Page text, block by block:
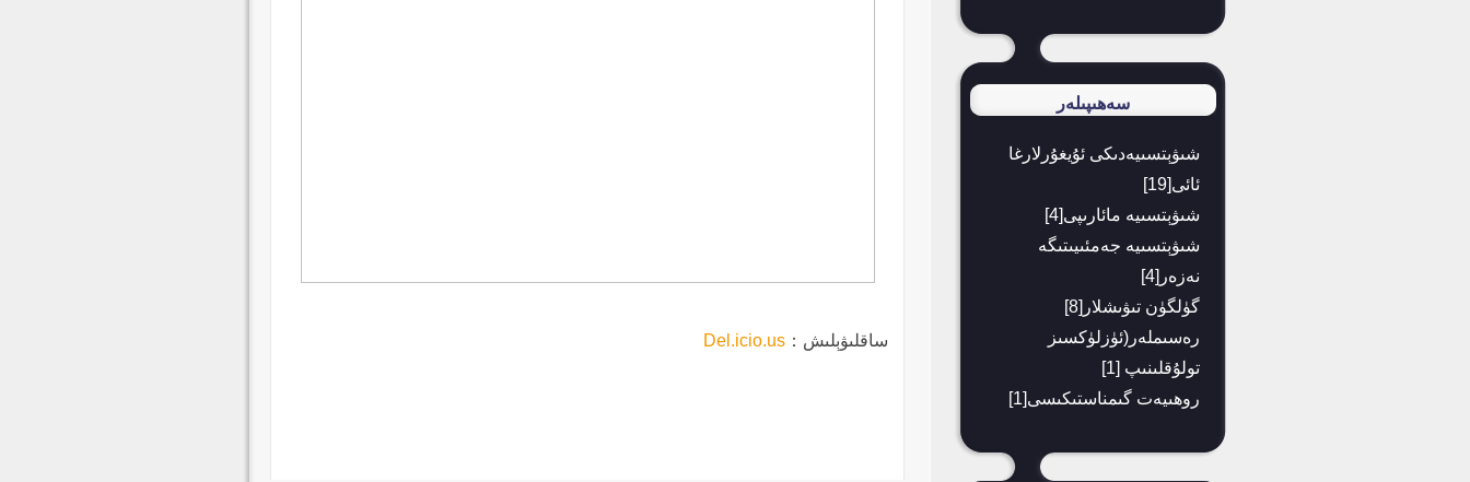
ساقلىۋېلىش： Del.icio.us
سەھىپىلەر
شىۋېتسىيەدىكى ئۇيغۇرلارغا
ئائى[19]
شىۋېتسىيە مائارىپى[4]
شىۋېتسىيە جەمئىيىتىگە
نەزەر [4]
گۈلگۈن تىۋىشلار [8]
رەسىملەر(ئۈزلۈكسىز
تولۇقلىنىپ [1]
روھىيەت گىمناستىكىسى[1]